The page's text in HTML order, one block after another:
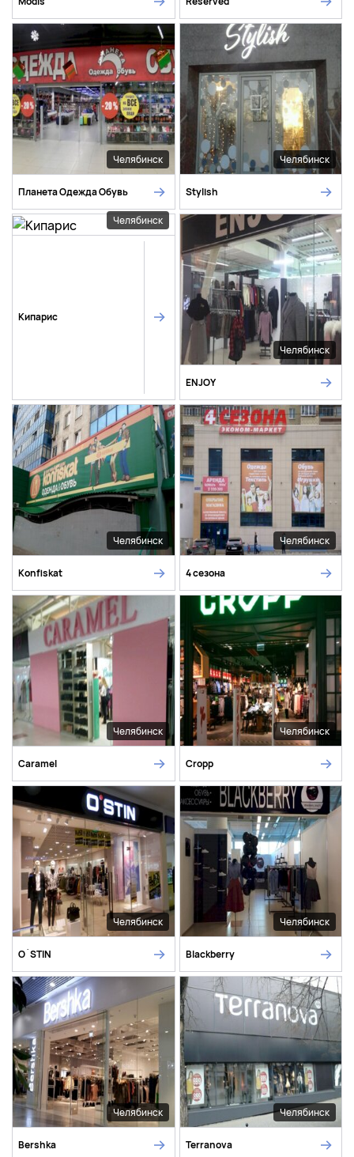
Челябинск
Планета Одежда Обувь
Челябинск
Stylish
Челябинск
Кипарис
Челябинск
ENJOY
Челябинск
Konfiskat
Челябинск
4 сезона
Челябинск
Caramel
Челябинск
Cropp
Челябинск
O`STIN
Челябинск
Blackberry
Челябинск
Bershka
Челябинск
Terranova